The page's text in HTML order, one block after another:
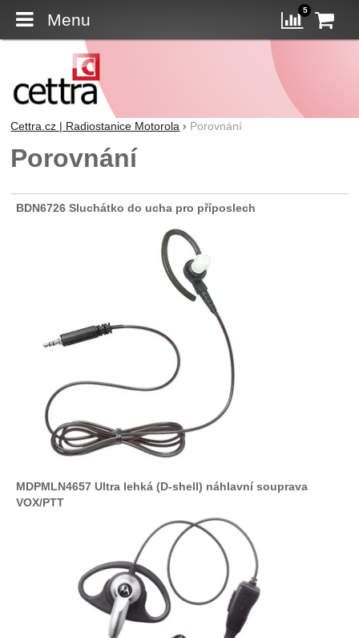
Menu
5
Cettra.cz | Radiostanice Motorola Porovnání
Porovnání